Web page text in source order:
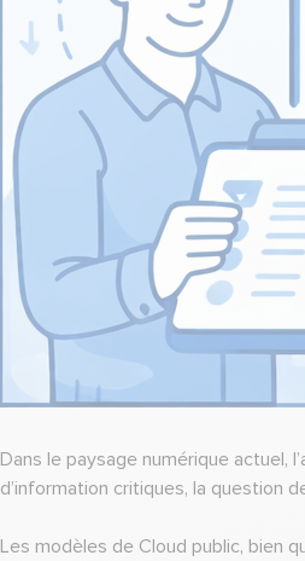
Dans le paysage numérique actuel,
d’information critiques, la question
Les modèles de Cloud public, bien